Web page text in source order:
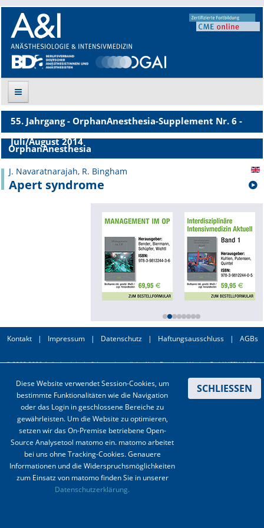
Suche
Aktuelle Ausgabe
Leitlinien
Supplements OrphanAnesthesia
Mediadaten
Autoren-Service
Bestell-Service
Stellenmarkt
Kongresskalender
55. Jahrgang - OrphanAnesthesia-Supplement Nr. 6 -
Juli/August 2014
OrphanAnesthesia
J. Navaratnarajah, R. Bingham
Apert syndrome
Kontakt | Impressum | Datenschutz | Haftungsausschluss | AGBs
© 2003-2020 Anästhesiologie & Intensivmedizin, Aktiv Druck und Verlag GmbH ISSN 1439-
Diese Website verwendet Session-Cookies, um
bestimmte Funktionalitäten wie die Navigation
oder das Login in geschlossene Bereiche zu
gewährleisten. Um die Website zu optimieren,
setzen wir das On-Premise betriebene Open-
Source Analysetool matomo ein. matomo arbeitet
bei uns ohne Tracking-Cookies. Genauere
Informationen und die Widerspruchsmöglichkeiten
zum Einsatz von matomo finden Sie in unserer
Datenschutzerklärung.
SCHLIESSEN